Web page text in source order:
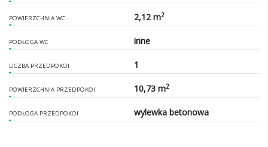
POWIERZCHNIA WC 2,12 m2
PODŁOGA WC inne
LICZBA PRZEDPOKOI 1
POWIERZCHNIA PRZEDPOKOI 10,73 m2
PODŁOGA PRZEDPOKOI wylewka betonowa